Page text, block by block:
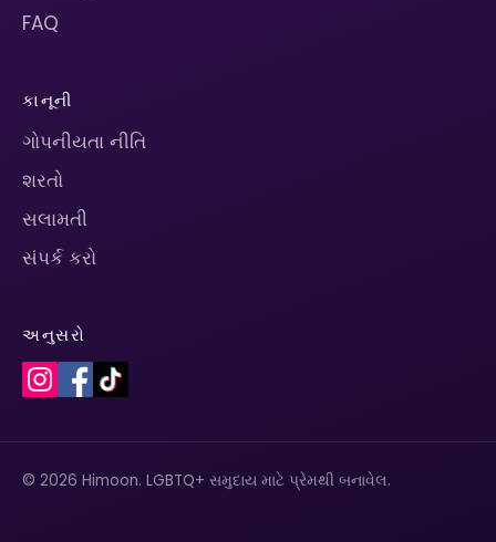
FAQ
કાનૂની
ગોપનીયતા નીતિ
શરતો
સલામતી
સંપર્ક કરો
અનુસરો
© 2026 Himoon. LGBTQ+ સમુદાય માટે પ્રેમથી બનાવેલ.